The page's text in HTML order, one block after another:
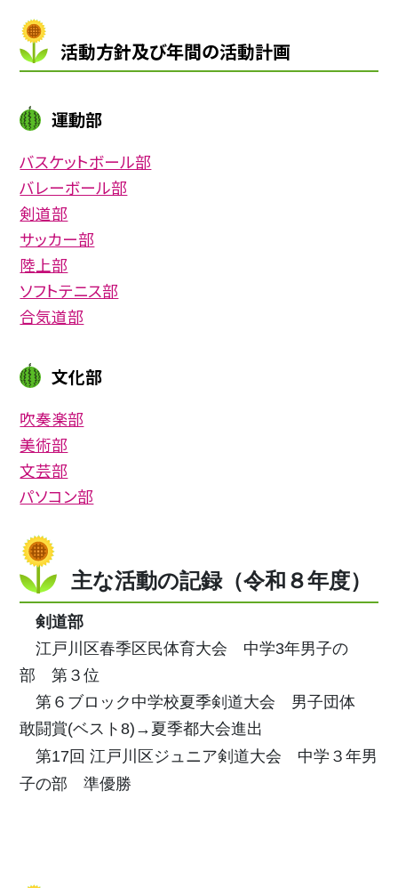
活動方針及び年間の活動計画
運動部
バスケットボール部
バレーボール部
剣道部
サッカー部
陸上部
ソフトテニス部
合気道部
文化部
吹奏楽部
美術部
文芸部
パソコン部
主な活動の記録（令和８年度）
剣道部
江戸川区春季区民体育大会 中学3年男子の
部 第３位
第６ブロック中学校夏季剣道大会 男子団体
敢闘賞(ベスト8)→夏季都大会進出
第17回 江戸川区ジュニア剣道大会 中学３年男
子の部 準優勝